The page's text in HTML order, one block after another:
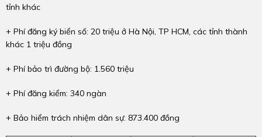
tỉnh khác
+ Phí đăng ký biển số: 20 triệu ở Hà Nội, TP HCM, các tỉnh thành
khác 1 triệu đồng
+ Phí bảo trì đường bộ: 1.560 triệu
+ Phí đăng kiểm: 340 ngàn
+ Bảo hiểm trách nhiệm dân sự: 873.400 đồng